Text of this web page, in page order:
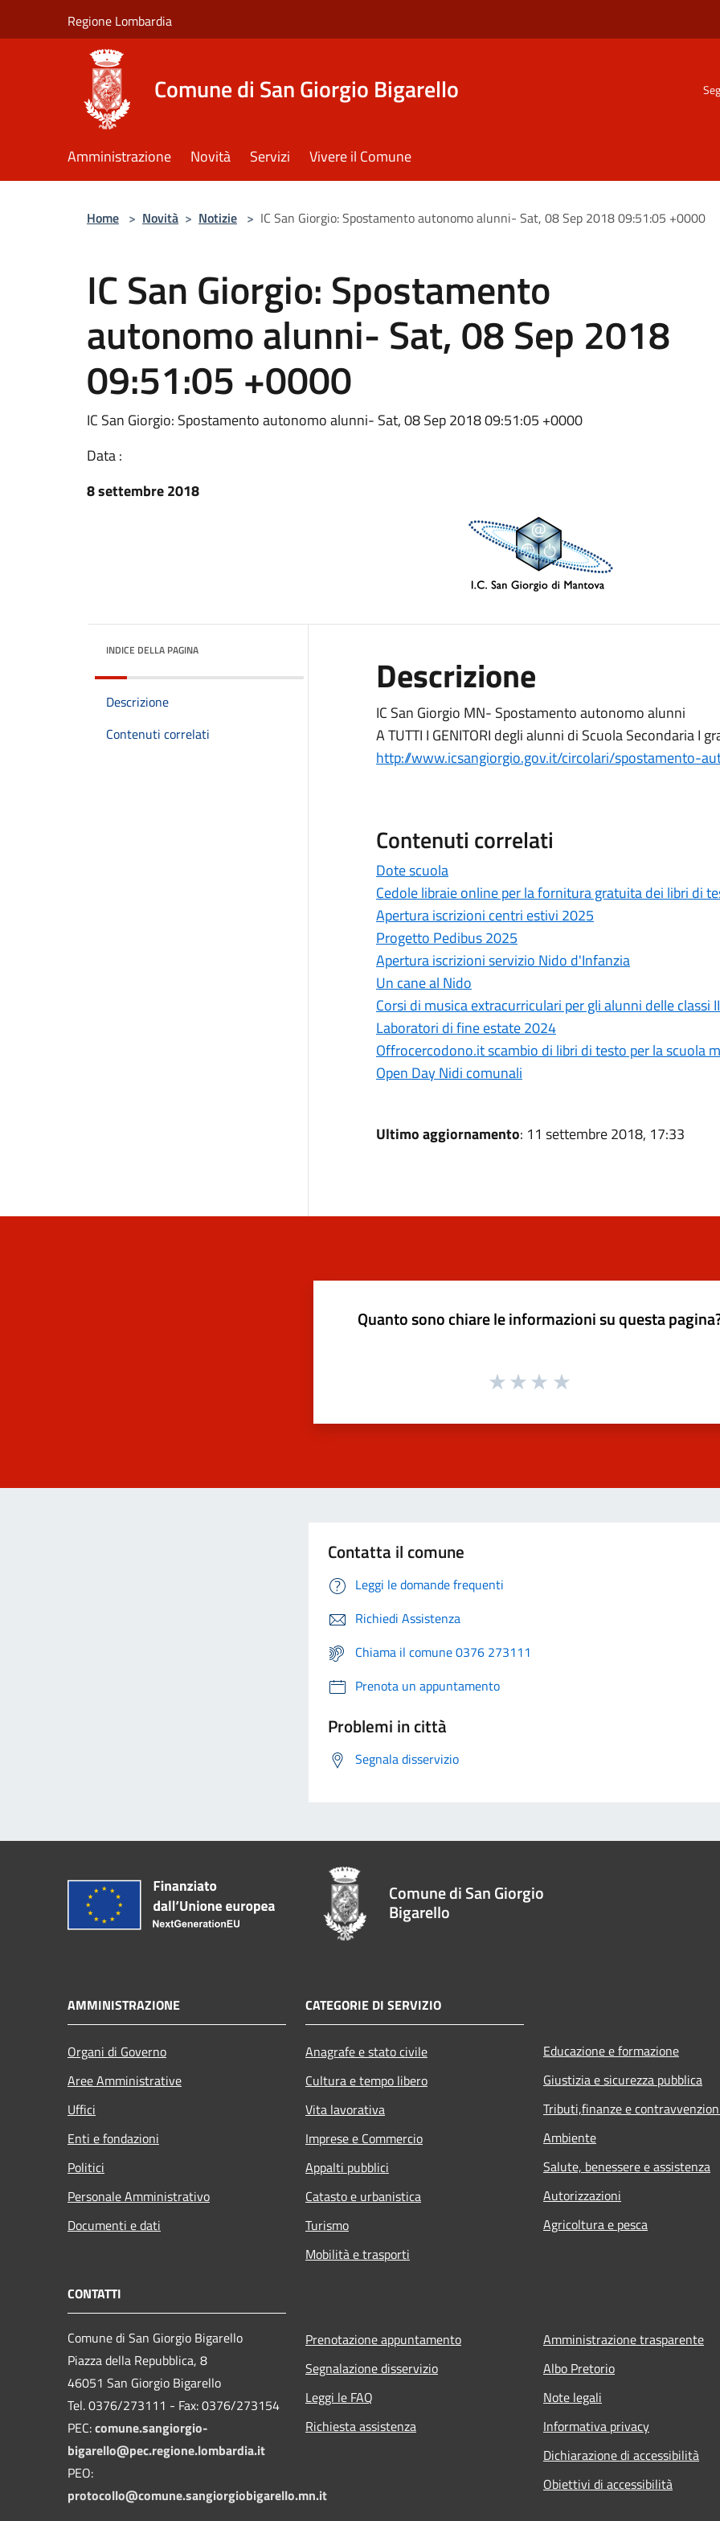
Regione Lombardia
Comune di San Giorgio Bigarello
Amministrazione Novità Servizi Vivere il Comune
Home > Novità > Notizie > IC San Giorgio: Spostamento autonomo alunni- Sat, 08 Sep 2018 09:51:05 +0000
IC San Giorgio: Spostamento
autonomo alunni- Sat, 08 Sep 2018
09:51:05 +0000
IC San Giorgio: Spostamento autonomo alunni- Sat, 08 Sep 2018 09:51:05 +0000
Data :
8 settembre 2018
INDICE DELLA PAGINA
Descrizione
Contenuti correlati
Descrizione
IC San Giorgio MN- Spostamento autonomo alunni
A TUTTI I GENITORI degli alunni di Scuola Secondaria I
http://www.icsangiorgio.gov.it/circolari/spostamento-
Contenuti correlati
Dote scuola
Cedole libraie online per la fornitura gratuita dei libri di
Apertura iscrizioni centri estivi 2025
Progetto Pedibus 2025
Apertura iscrizioni servizio Nido d'Infanzia
Un cane al Nido
Corsi di musica extracurriculari per gli alunni delle classi
Laboratori di fine estate 2024
Offrocercodono.it scambio di libri di testo per la scuola
Open Day Nidi comunali
Ultimo aggiornamento: 11 settembre 2018, 17:33
Quanto sono chiare le informazioni su questa
Contatta il comune
Leggi le domande frequenti
Richiedi Assistenza
Chiama il comune 0376 273111
Prenota un appuntamento
Problemi in città
Segnala disservizio
Comune di San Giorgio
Bigarello
AMMINISTRAZIONE
Organi di Governo
Aree Amministrative
Uffici
Enti e fondazioni
Politici
Personale Amministrativo
Documenti e dati
CATEGORIE DI SERVIZIO
Anagrafe e stato civile
Cultura e tempo libero
Vita lavorativa
Imprese e Commercio
Appalti pubblici
Catasto e urbanistica
Turismo
Mobilità e trasporti
Educazione e formazione
Giustizia e sicurezza pubblica
Tributi,finanze e
Ambiente
Salute, benessere e assistenza
Autorizzazioni
Agricoltura e pesca
CONTATTI
Comune di San Giorgio Bigarello
Piazza della Repubblica, 8
46051 San Giorgio Bigarello
Tel. 0376/273111 - Fax: 0376/273154
PEC:comune.sangiorgio-
bigarello@pec.regione.lombardia.it
PEO:
protocollo@comune.sangiorgiobigarello.mn.it
Prenotazione appuntamento
Segnalazione disservizio
Leggi le FAQ
Richiesta assistenza
Amministrazione trasparente
Albo Pretorio
Note legali
Informativa privacy
Dichiarazione di accessibilità
Obiettivi di accessibilità